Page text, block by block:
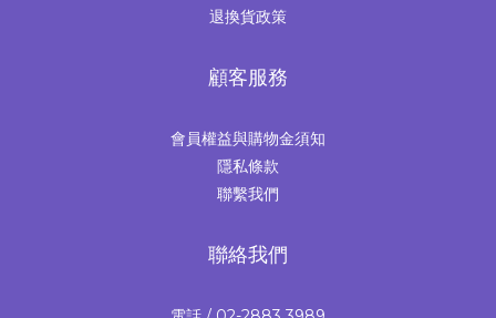
退換貨政策
顧客服務
會員權益與購物金須知
隱私條款
聯繫我們
聯絡我們